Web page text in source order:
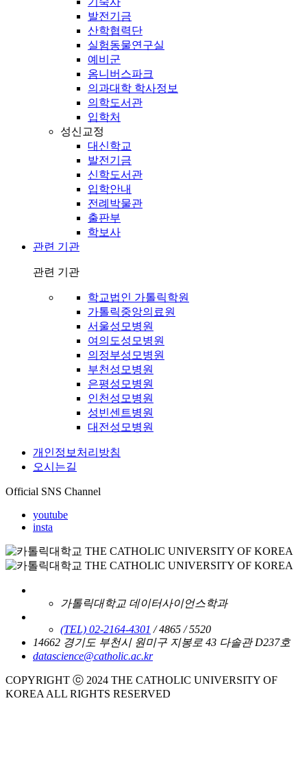
발전기금
산학협력단
실험동물연구실
예비군
옴니버스파크
의과대학 학사정보
의학도서관
입학처
성신교정
대신학교
발전기금
신학도서관
입학안내
전례박물관
출판부
학보사
관련 기관
관련 기관
학교법인 가톨릭학원
가톨릭중앙의료원
서울성모병원
여의도성모병원
의정부성모병원
부천성모병원
은평성모병원
인천성모병원
성빈센트병원
대전성모병원
개인정보처리방침
오시는길
Official SNS Channel
youtube
insta
가톨릭대학교 데이터사이언스학과
(TEL) 02-2164-4301 / 4865 / 5520
14662 경기도 부천시 원미구 지봉로 43 다솔관 D237호
datascience@catholic.ac.kr
COPYRIGHT ⓒ 2024 THE CATHOLIC UNIVERSITY OF
KOREA ALL RIGHTS RESERVED